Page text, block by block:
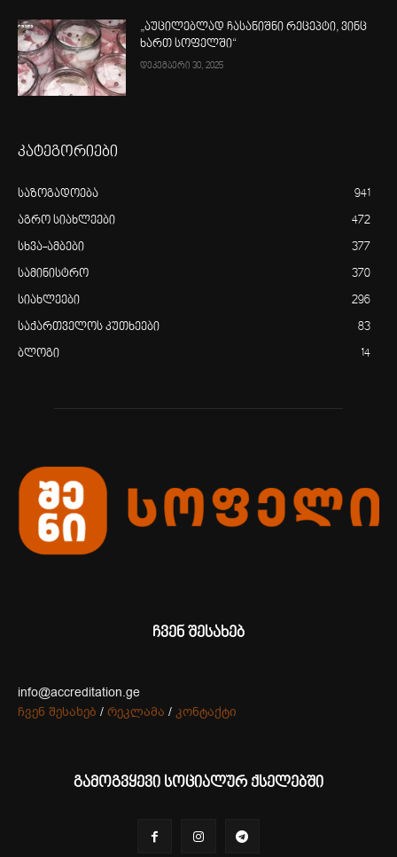
„აუცილებლად ჩასანიშნი რეცეპტი, ვინც
ხართ სოფელში“
დეკემბერი 30, 2025
კატეგორიები
საზოგადოება 941
აგრო სიახლეები 472
სხვა-ამბები 377
სამინისტრო 370
სიახლეები 296
საქართველოს კუთხეები 83
ბლოგი 14
ჩვენ შესახებ
info@accreditation.ge
ჩვენ შესახებ / რეკლამა / კონტაქტი
გამოგვყევი სოციალურ ქსელებში